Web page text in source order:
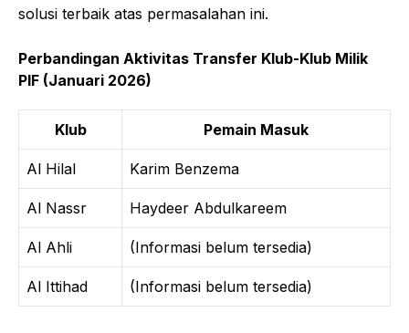
solusi terbaik atas permasalahan ini.
Perbandingan Aktivitas Transfer Klub-Klub Milik
PIF (Januari 2026)
Klub Pemain Masuk
Al Hilal Karim Benzema
Al Nassr Haydeer Abdulkareem
Al Ahli (Informasi belum tersedia)
Al Ittihad (Informasi belum tersedia)